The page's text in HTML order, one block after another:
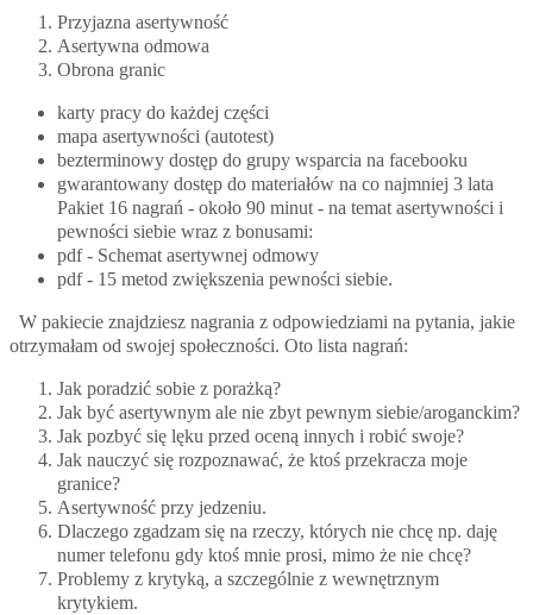
Przyjazna asertywność
Asertywna odmowa
Obrona granic
karty pracy do każdej części
mapa asertywności (autotest)
bezterminowy dostęp do grupy wsparcia na facebooku
gwarantowany dostęp do materiałów na co najmniej 3 lata
Pakiet 16 nagrań - około 90 minut - na temat asertywności i
pewności siebie wraz z bonusami:
pdf - Schemat asertywnej odmowy
pdf - 15 metod zwiększenia pewności siebie.
W pakiecie znajdziesz nagrania z odpowiedziami na pytania, jakie
otrzymałam od swojej społeczności. Oto lista nagrań:
Jak poradzić sobie z porażką?
Jak być asertywnym ale nie zbyt pewnym siebie/aroganckim?
Jak pozbyć się lęku przed oceną innych i robić swoje?
Jak nauczyć się rozpoznawać, że ktoś przekracza moje
granice?
Asertywność przy jedzeniu.
Dlaczego zgadzam się na rzeczy, których nie chcę np. daję
numer telefonu gdy ktoś mnie prosi, mimo że nie chcę?
Problemy z krytyką, a szczególnie z wewnętrznym
krytykiem.